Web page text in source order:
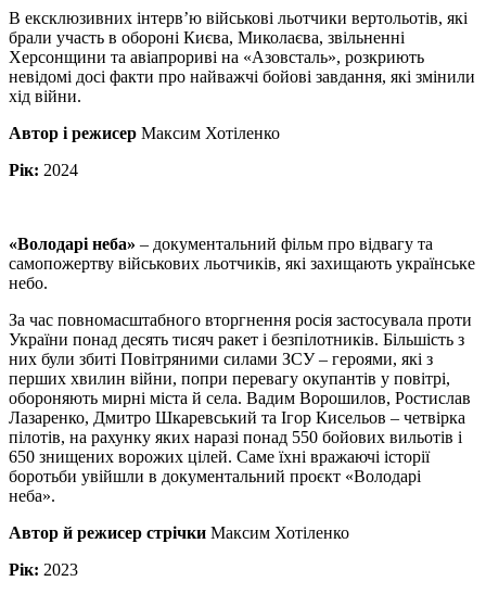
В ексклюзивних інтерв’ю військові льотчики вертольотів, які
брали участь в обороні Києва, Миколаєва, звільненні
Херсонщини та авіапрориві на «Азовсталь», розкриють
невідомі досі факти про найважчі бойові завдання, які змінили
хід війни.
Автор і режисер Максим Хотіленко
Рік: 2024
«Володарі неба» – документальний фільм про відвагу та
самопожертву військових льотчиків, які захищають українське
небо.
За час повномасштабного вторгнення росія застосувала проти
України понад десять тисяч ракет і безпілотників. Більшість з
них були збиті Повітряними силами ЗСУ – героями, які з
перших хвилин війни, попри перевагу окупантів у повітрі,
обороняють мирні міста й села. Вадим Ворошилов, Ростислав
Лазаренко, Дмитро Шкаревський та Ігор Кисельов – четвірка
пілотів, на рахунку яких наразі понад 550 бойових вильотів і
650 знищених ворожих цілей. Саме їхні вражаючі історії
боротьби увійшли в документальний проєкт «Володарі
неба».
Автор й режисер стрічки Максим Хотіленко
Рік: 2023